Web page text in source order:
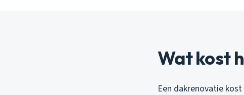
Wat kost
Een dakrenovatie